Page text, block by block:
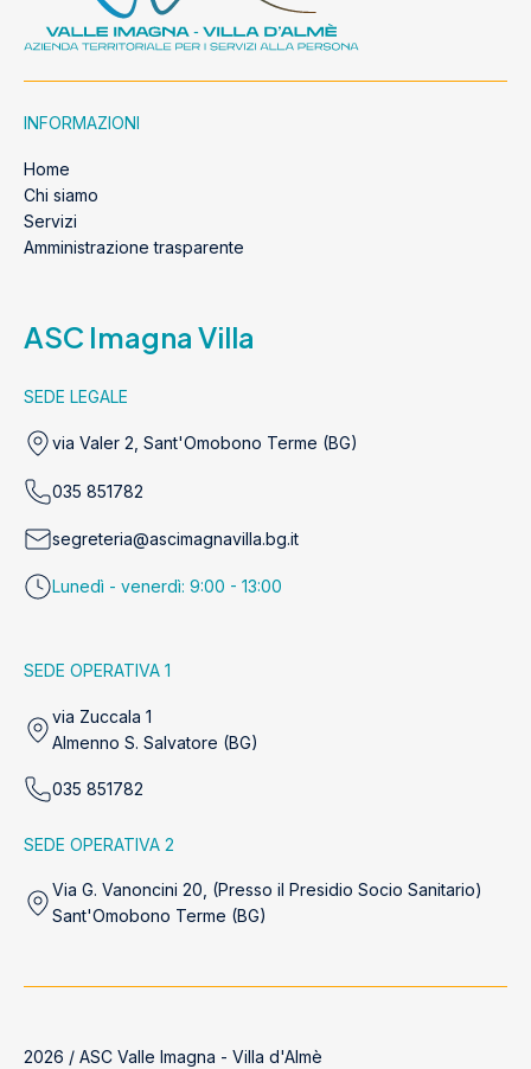
INFORMAZIONI
Home
Chi siamo
Servizi
Amministrazione trasparente
ASC Imagna Villa
SEDE LEGALE
via Valer 2, Sant'Omobono Terme (BG)
035 851782
segreteria@ascimagnavilla.bg.it
Lunedì - venerdì: 9:00 - 13:00
SEDE OPERATIVA 1
via Zuccala 1
Almenno S. Salvatore (BG)
035 851782
SEDE OPERATIVA 2
Via G. Vanoncini 20, (Presso il Presidio Socio Sanitario)
Sant'Omobono Terme (BG)
2026 / ASC Valle Imagna - Villa d'Almè